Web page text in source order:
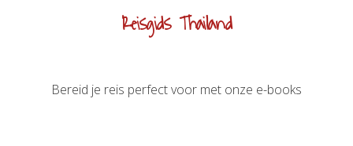
Reisgids Thailand
Bereid je reis perfect voor met onze e-books